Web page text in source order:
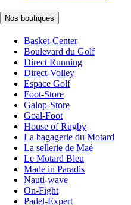
Nos boutiques
Basket-Center
Boulevard du Golf
Direct Running
Direct-Volley
Espace Golf
Foot-Store
Galop-Store
Goal-Foot
House of Rugby
La bagagerie du Motard
La sellerie de Maé
Le Motard Bleu
Made in Paradis
Nauti-wave
On-Fight
Padel-Expert